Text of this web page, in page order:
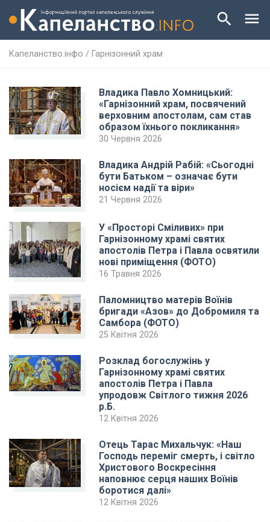
Капеланство.інфо / Гарнізонний храм
Владика Павло Хомницький:
«Гарнізонний храм, посвячений
верховним апостолам, сам став
образом їхнього покликання»
30 Червня 2026
Владика Андрій Рабій: «Сьогодні
бути Батьком – означає бути
носієм надії та віри»
21 Червня 2026
У «Просторі Сміливих» при
Гарнізонному храмі святих
апостолів Петра і Павла освятили
нові приміщення (ФОТО)
16 Травня 2026
Паломництво матерів Воїнів
бригади «Азов» до Добромиля та
Самбора (ФОТО)
25 Квітня 2026
Розклад богослужінь у
Гарнізонному храмі святих
апостолів Петра і Павла
упродовж Світлого тижня 2026
р.Б.
12 Квітня 2026
Отець Тарас Михальчук: «Наш
Господь переміг смерть, і світло
Христового Воскресіння
наповнює серця наших Воїнів
боротися далі»
12 Квітня 2026